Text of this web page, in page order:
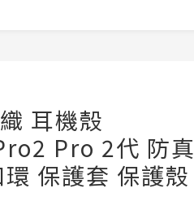
耳機殼
Pro 2代 防真
保護套 保護殼